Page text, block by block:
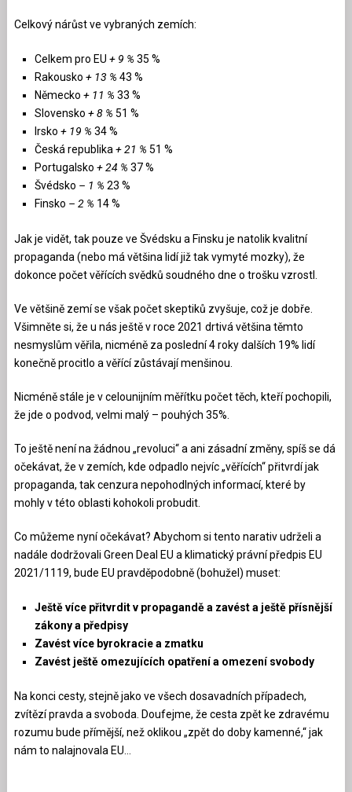
Celkový nárůst ve vybraných zemích:
Celkem pro EU+ 9 % 35 %
Rakousko+ 13 % 43 %
Německo+ 11 % 33 %
Slovensko+ 8 % 51 %
Irsko+ 19 % 34 %
Česká republika+ 21 % 51 %
Portugalsko+ 24 % 37 %
Švédsko – 1 % 23 %
Finsko – 2 % 14 %
Jak je vidět, tak pouze ve Švédsku a Finsku je natolik kvalitní
propaganda (nebo má většina lidí již tak vymyté mozky), že
dokonce počet věřících svědků soudného dne o trošku vzrostl.
Ve většině zemí se však počet skeptiků zvyšuje, což je dobře.
Všimněte si, že u nás ještě v roce 2021 drtivá většina těmto
nesmyslům věřila, nicméně za poslední 4 roky dalších 19% lidí
konečně procitlo a věřící zůstávají menšinou.
Nicméně stále je v celounijním měřítku počet těch, kteří pochopili,
že jde o podvod, velmi malý – pouhých 35%.
To ještě není na žádnou „revoluci“ a ani zásadní změny, spíš se dá
očekávat, že v zemích, kde odpadlo nejvíc „věřících“ přitvrdí jak
propaganda, tak cenzura nepohodlných informací, které by
mohly v této oblasti kohokoli probudit.
Co můžeme nyní očekávat? Abychom si tento narativ udrželi a
nadále dodržovali Green Deal EU a klimatický právní předpis EU
2021/1119, bude EU pravděpodobně (bohužel) muset:
Ještě více přitvrdit v propagandě a zavést a ještě přísnější
zákony a předpisy
Zavést více byrokracie a zmatku
Zavést ještě omezujících opatření a omezení svobody
Na konci cesty, stejně jako ve všech dosavadních případech,
zvítězí pravda a svoboda. Doufejme, že cesta zpět ke zdravému
rozumu bude přímější, než oklikou „zpět do doby kamenné,“ jak
nám to nalajnovala EU…